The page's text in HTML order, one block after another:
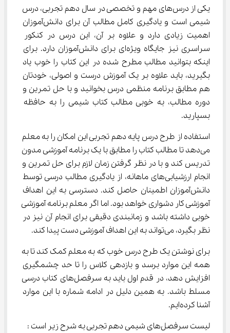
یکی از درس‌های مهم و تخصصی در سال دهم تجربی، درس
شیمی است و یادگیری کامل مطالب آن برای دانش‌آموزان
اهمیت زیادی دارد و علاوه بر آن، این درس در کنکور
سراسری نیز جایگاه ویژه‌ای برای دانش‌آموزان دارد. برای
اینکه بتوانید مطالب مطرح شده در این کتاب را خوب یاد
بگیرید، باید علاوه بر یک آموزش درست و اصولی، خودتان
هم مطابق برنامه منظمی درس بخوانید و با حل تمرین و
دوره مطالب، به خوبی مطالب کتاب شیمی را به حافظه
بسپارید.
استفاده از طرح درس پایه دهم تجربی این امکان را به معلم
می‌دهد تا مطالب کتاب را مطابق با یک برنامه آموزشی مدون
تدریس کند و با در نظر گرفتن زمان لازم برای حل تمرین و
انجام ارزشیابی‌های ماهانه، از یادگیری مطالب درسی توسط
دانش‌آموزان اطمینان حاصل کند. دسترسی به این اهداف
آموزشی کار دشواری خواهد بود. اما اگر معلم برنامه آموزشی
خوبی داشته باشد و زمانبندی دقیقی برای انجام آن نیز در
نظر بگیرد، می‌تواند به این اهداف آموزشی دست پیدا کند.
برای نوشتن یک طرح درس خوب که به معلم کمک کند تا به
همه این موارد برسد و بازدهی کلاس را تا حد چشمگیری
افزایش دهد، در قدم اول باید به سرفصل‌های کتاب درسی
مسلط باشد. به همین دلیل در ادامه شماره با این موارد
آشنا کرده‌ایم.
لیست سرفصل‌های شیمی دهم تجربی به شرح زیر است :